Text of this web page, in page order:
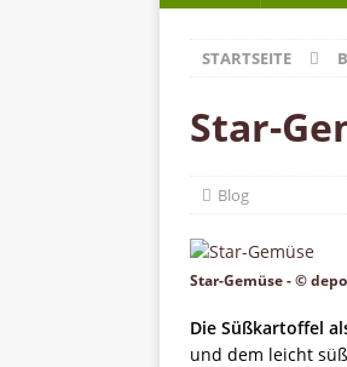
STARTSEITE
Star-
Blog
Star-Gemüse - ©
Die Süßkartoffel
und dem leicht